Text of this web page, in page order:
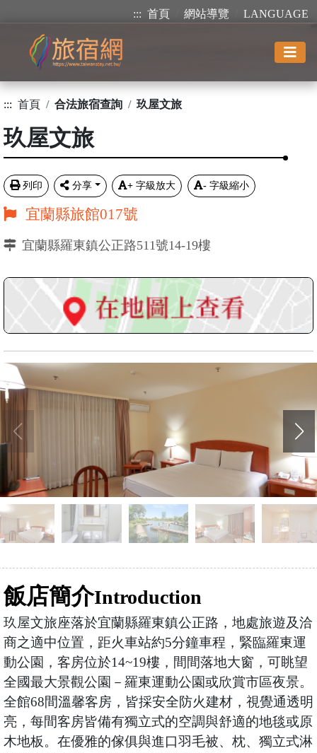
::: 首頁 網站導覽 LANGUAGE
::: 首頁 合法旅宿查詢 玖屋文旅
玖屋文旅
列印 分享 + 字級放大 - 字級縮小
宜蘭縣旅館017號
宜蘭縣羅東鎮公正路511號14-19樓
飯店簡介Introduction
玖屋文旅座落於宜蘭縣羅東鎮公正路，地處旅遊及洽
商之適中位置，距火車站約5分鐘車程，緊臨羅東運
動公園，客房位於14~19樓，間間落地大窗，可眺望
全國最大景觀公園－羅東運動公園或欣賞市區夜景。
全館68間溫馨客房，皆採安全防火建材，視覺通透明
亮，每間客房皆備有獨立式的空調與舒適的地毯或原
木地板。在優雅的傢俱與進口羽毛被、枕、獨立式淋